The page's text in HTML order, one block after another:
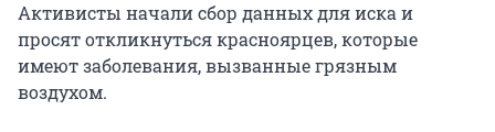
Активисты начали сбор данных для иска и
просят откликнуться красноярцев, которые
имеют заболевания, вызванные грязным
воздухом.